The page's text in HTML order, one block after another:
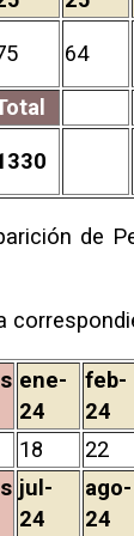
64
de
ene-
24
feb-
24
18
22
jul-
24
ago-
24